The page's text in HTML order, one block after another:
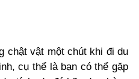
chật vật một chút khi đi du
cụ thể là bạn có thể gặp